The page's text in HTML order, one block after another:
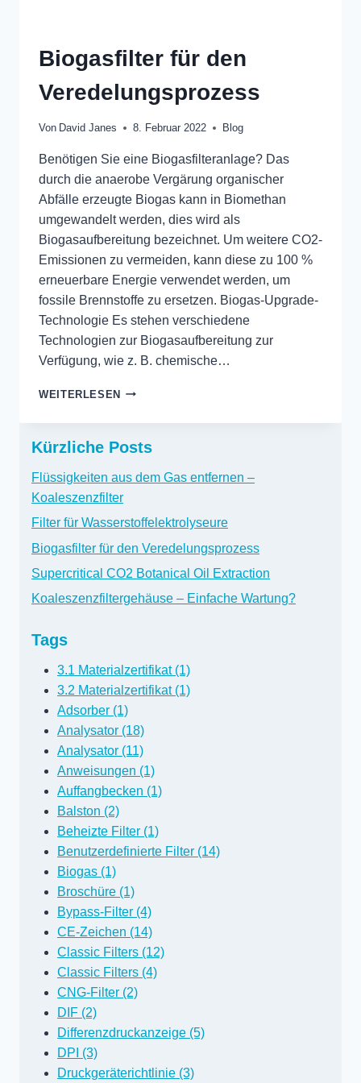
Biogasfilter für den
Veredelungsprozess
Von David Janes 8. Februar 2022 Blog
Benötigen Sie eine Biogasfilteranlage? Das
durch die anaerobe Vergärung organischer
Abfälle erzeugte Biogas kann in Biomethan
umgewandelt werden, dies wird als
Biogasaufbereitung bezeichnet. Um weitere CO2-
Emissionen zu vermeiden, kann diese zu 100 %
erneuerbare Energie verwendet werden, um
fossile Brennstoffe zu ersetzen. Biogas-Upgrade-
Technologie Es stehen verschiedene
Technologien zur Biogasaufbereitung zur
Verfügung, wie z. B. chemische…
WEITERLESEN
BIOGASFILTER
DEN
Kürzliche Posts
Flüssigkeiten aus dem Gas entfernen –
Koaleszenzfilter
Filter für Wasserstoffelektrolyseure
Biogasfilter für den Veredelungsprozess
Supercritical CO2 Botanical Oil Extraction
Koaleszenzfiltergehäuse – Einfache Wartung?
Tags
3.1 Materialzertifikat (1)
3.2 Materialzertifikat (1)
Adsorber (1)
Analysator (18)
Analysator (11)
Anweisungen (1)
Auffangbecken (1)
Balston (2)
Beheizte Filter (1)
Benutzerdefinierte Filter (14)
Biogas (1)
Broschüre (1)
Bypass-Filter (4)
CE-Zeichen (14)
Classic Filters (12)
Classic Filters (4)
CNG-Filter (2)
DIF (2)
Differenzdruckanzeige (5)
DPI (3)
Druckgeräterichtlinie (3)